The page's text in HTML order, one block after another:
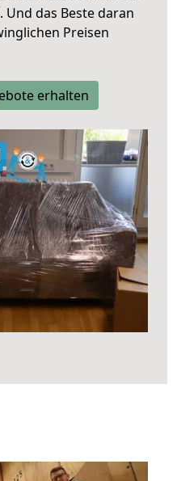
Und das Beste daran
Preisen
erhalten